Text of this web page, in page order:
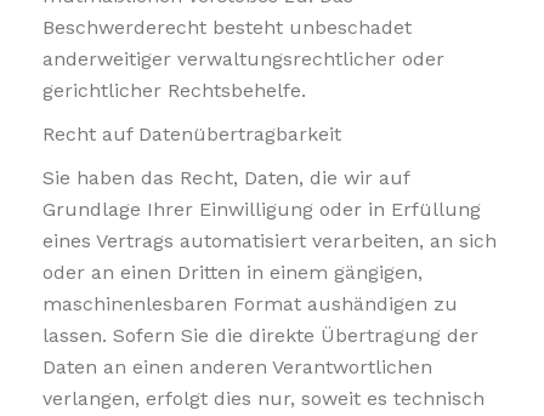
Beschwerderecht besteht unbeschadet
anderweitiger verwaltungsrechtlicher oder
gerichtlicher Rechtsbehelfe.
Recht auf Datenübertragbarkeit
Sie haben das Recht, Daten, die wir auf
Grundlage Ihrer Einwilligung oder in Erfüllung
eines Vertrags automatisiert verarbeiten, an sich
oder an einen Dritten in einem gängigen,
maschinenlesbaren Format aushändigen zu
lassen. Sofern Sie die direkte Übertragung der
Daten an einen anderen Verantwortlichen
verlangen, erfolgt dies nur, soweit es technisch